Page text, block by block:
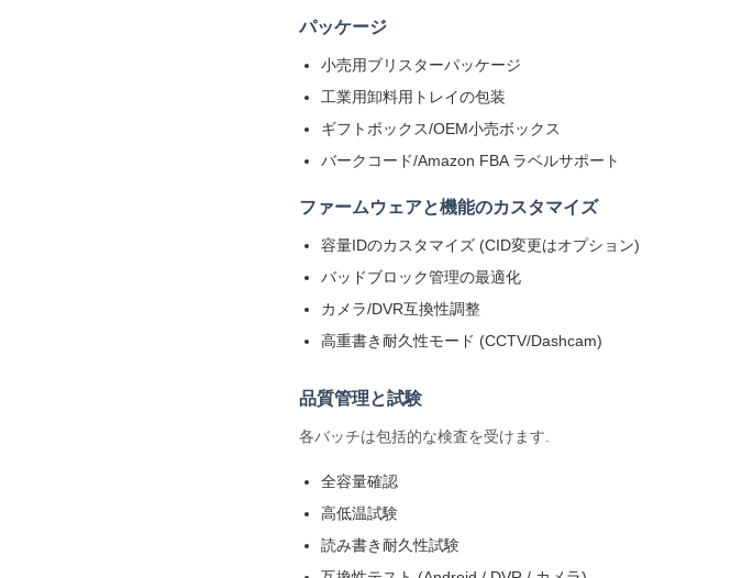
パッケージ
小売用ブリスターパッケージ
工業用卸料用トレイの包装
ギフトボックス/OEM小売ボックス
バークコード/Amazon FBA ラベルサポート
ファームウェアと機能のカスタマイズ
容量IDのカスタマイズ (CID変更はオプション)
バッドブロック管理の最適化
カメラ/DVR互換性調整
高重書き耐久性モード (CCTV/Dashcam)
品質管理と試験
各バッチは包括的な検査を受けます.
全容量確認
高低温試験
読み書き耐久性試験